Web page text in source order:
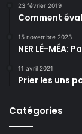
23 février 2019
Comment
15 novembre 2023
NER LÉ-MÉA:
11 avril 2021
Prier les uns
Catégories